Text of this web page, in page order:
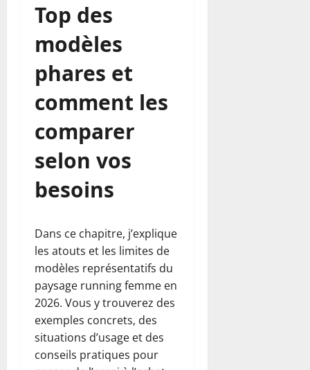
Top des
modèles
phares et
comment les
comparer
selon vos
besoins
Dans ce chapitre, j’explique
les atouts et les limites de
modèles représentatifs du
paysage running femme en
2026. Vous y trouverez des
exemples concrets, des
situations d’usage et des
conseils pratiques pour